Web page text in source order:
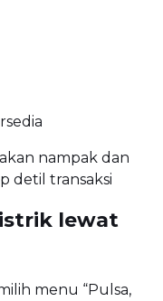
nampak dan
detil transaksi
lewat
menu “Pulsa,